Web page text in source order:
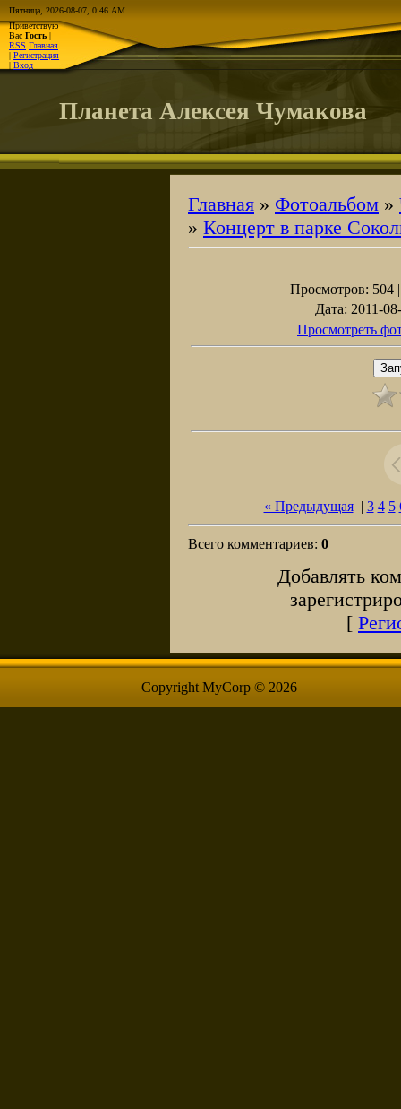
Пятница, 2026-08-07, 0:46 AM
Приветствую
Вас Гость |
RSS Главная
| Регистрация
| Вход
Планета Алексея Чумакова
Главная » Фотоальбом »
» Концерт в парке
Просмотров: 504
Дата: 2011-
Просмотреть
« Предыдущая| 3 4 5
Всего комментариев: 0
Добавлять
[
Copyright MyCorp © 2026